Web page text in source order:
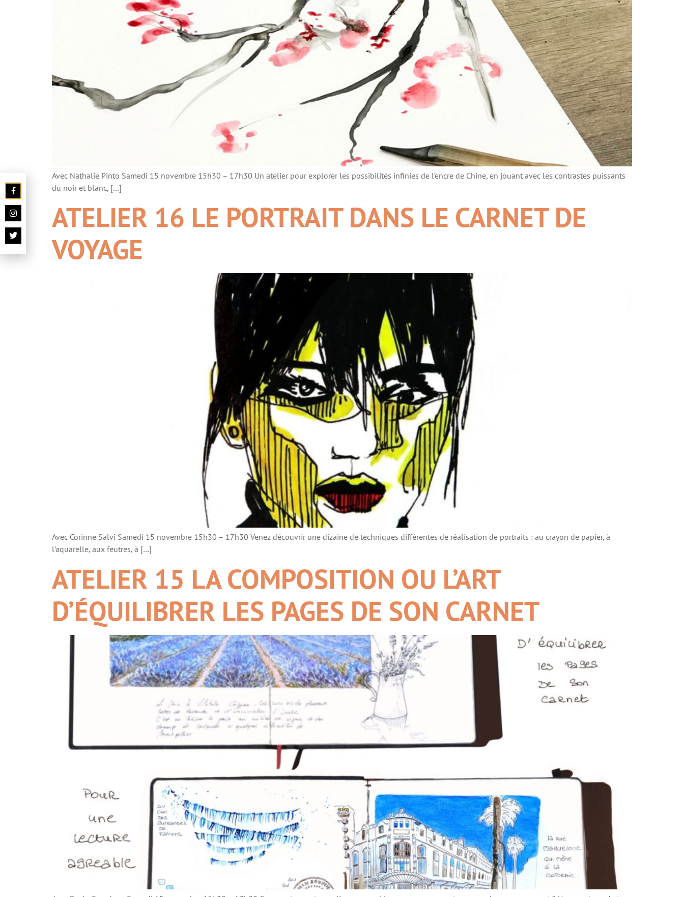
Avec Nathalie Pinto Samedi 15 novembre 15h30 – 17h30 Un atelier pour explorer les possibilités infinies de l’encre de Chine, en jouant avec les contrastes puissants
du noir et blanc, […]
ATELIER 16 LE PORTRAIT DANS LE CARNET DE
VOYAGE
Avec Corinne Salvi Samedi 15 novembre 15h30 – 17h30 Venez découvrir une dizaine de techniques différentes de réalisation de portraits : au crayon de papier, à
l’aquarelle, aux feutres, à […]
ATELIER 15 LA COMPOSITION OU L’ART
D’ÉQUILIBRER LES PAGES DE SON CARNET